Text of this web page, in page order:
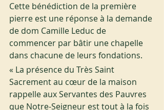
Cette bénédiction de la première
pierre est une réponse à la demande
de dom Camille Leduc de
commencer par bâtir une chapelle
dans chacune de leurs fondations.
« La présence du Très Saint
Sacrement au cœur de la maison
rappelle aux Servantes des Pauvres
que Notre-Seigneur est tout à la fois